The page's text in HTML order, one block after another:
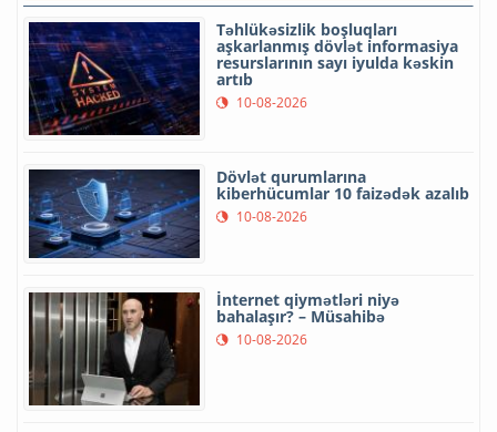
Təhlükəsizlik boşluqları
aşkarlanmış dövlət informasiya
resurslarının sayı iyulda kəskin
artıb
10-08-2026
Dövlət qurumlarına
kiberhücumlar 10 faizədək azalıb
10-08-2026
İnternet qiymətləri niyə
bahalaşır? – Müsahibə
10-08-2026